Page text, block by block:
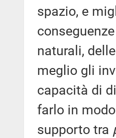
spazio, e
naturali,
meglio gli
capacità di
farlo in
supporto tra